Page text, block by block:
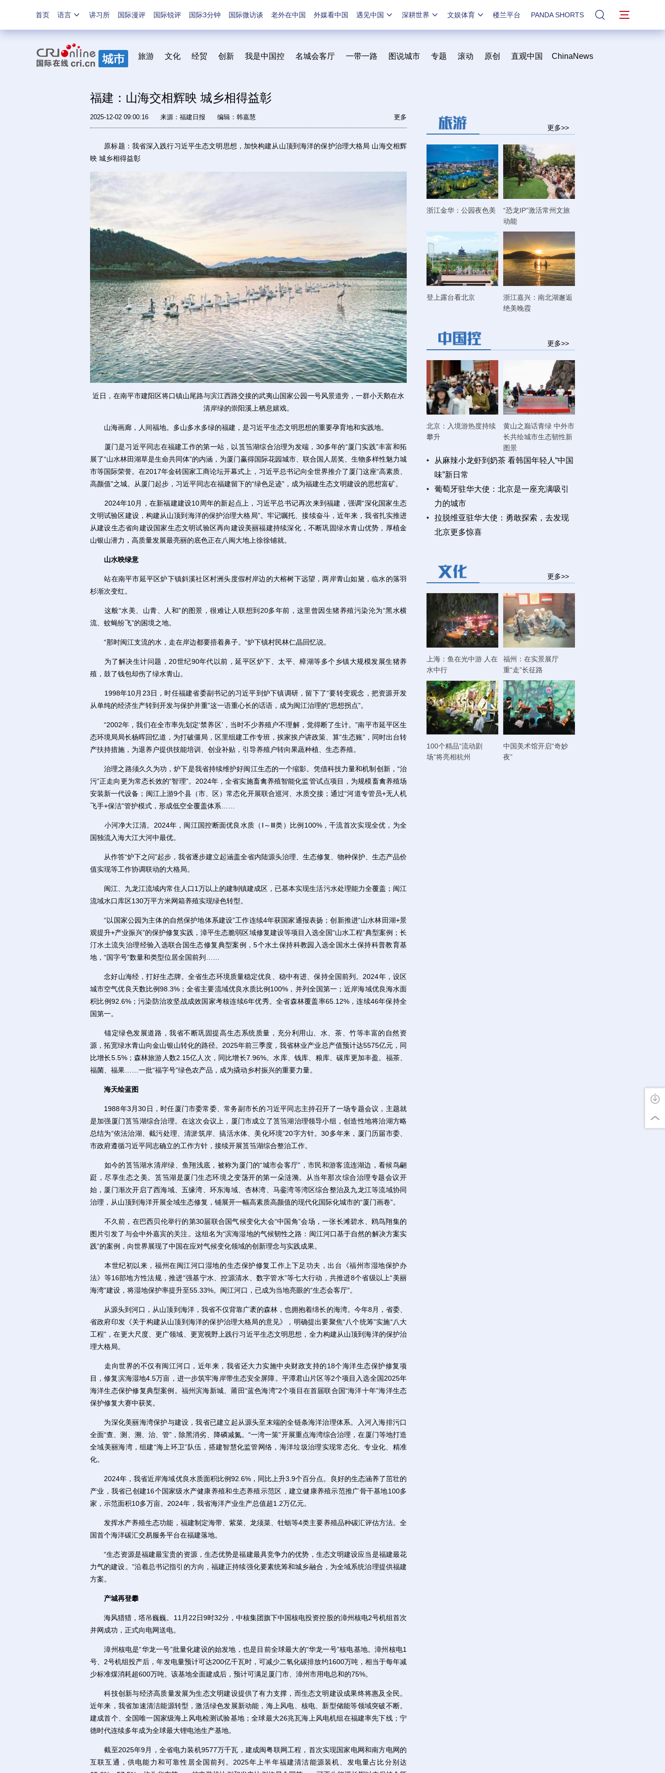
首页 语言 讲习所 国际漫评 国际锐评 国际3分钟 国际微访谈 老外在中国 外媒看中国 遇见中国 深耕世界 文娱体育 楼兰平台 PANDA SHORTS 站内搜索
旅游 文化 经贸 创新 我是中国控 名城会客厅 一带一路 图说城市 专题 滚动 原创 直观中国 ChinaNews
福建：山海交相辉映 城乡相得益彰
2025-12-02 09:00:16 来源： 福建日报 编辑：韩嘉慧 更多
原标题：我省深入践行习近平生态文明思想，加快构建从山顶到海洋的保护治理大格局 山海交相辉
映 城乡相得益彰
近日，在南平市建阳区将口镇山尾路与滨江西路交接的武夷山国家公园一号风景道旁，一群小天鹅在水
清岸绿的崇阳溪上栖息嬉戏。
山海画廊，人间福地。多山多水多绿的福建，是习近平生态文明思想的重要孕育地和实践地。
厦门是习近平同志在福建工作的第一站，以筼筜湖综合治理为发端，30多年的“厦门实践”丰富和拓
展了“山水林田湖草是生命共同体”的内涵，为厦门赢得国际花园城市、联合国人居奖、生物多样性魅力城
市等国际荣誉。在2017年金砖国家工商论坛开幕式上，习近平总书记向全世界推介了厦门这座“高素质、
高颜值”之城。从厦门起步，习近平同志在福建留下的“绿色足迹”，成为福建生态文明建设的思想富矿。
2024年10月，在新福建建设10周年的新起点上，习近平总书记再次来到福建，强调“深化国家生态
文明试验区建设，构建从山顶到海洋的保护治理大格局”。牢记嘱托、接续奋斗，近年来，我省扎实推进
从建设生态省向建设国家生态文明试验区再向建设美丽福建持续深化，不断巩固绿水青山优势，厚植金
山银山潜力，高质量发展最亮丽的底色正在八闽大地上徐徐铺就。
山水映绿意
站在南平市延平区炉下镇斜溪社区村洲头度假村岸边的大榕树下远望，两岸青山如黛，临水的落羽
杉渐次变红。
这般“水美、山青、人和”的图景，很难让人联想到20多年前，这里曾因生猪养殖污染沦为“黑水横
流、蚊蝇纷飞”的困境之地。
“那时闽江支流的水，走在岸边都要捂着鼻子。”炉下镇村民林仁晶回忆说。
为了解决生计问题，20世纪90年代以前，延平区炉下、太平、樟湖等多个乡镇大规模发展生猪养
殖，鼓了钱包却伤了绿水青山。
1998年10月23日，时任福建省委副书记的习近平到炉下镇调研，留下了“要转变观念，把资源开发
从单纯的经济生产转到开发与保护并重”这一语重心长的话语，成为闽江治理的“思想拐点”。
“2002年，我们在全市率先划定‘禁养区’，当时不少养殖户不理解，觉得断了生计。”南平市延平区生
态环境局局长杨晖回忆道，为打破僵局，区里组建工作专班，挨家挨户讲政策、算“生态账”，同时出台转
产扶持措施，为退养户提供技能培训、创业补贴，引导养殖户转向果蔬种植、生态养殖。
治理之路须久久为功，炉下是我省持续维护好闽江生态的一个缩影。凭借科技力量和机制创新，“治
污”正走向更为常态长效的“智理”。2024年，全省实施畜禽养殖智能化监管试点项目，为规模畜禽养殖场
安装新一代设备；闽江上游9个县（市、区）常态化开展联合巡河、水质交接；通过“河道专管员+无人机
飞手+保洁”管护模式，形成低空全覆盖体系……
小河净大江清。2024年，闽江国控断面优良水质（Ⅰ～Ⅲ类）比例100%，干流首次实现全优，为全
国独流入海大江大河中最优。
从作答“炉下之问”起步，我省逐步建立起涵盖全省内陆源头治理、生态修复、物种保护、生态产品价
值实现等工作协调联动的大格局。
闽江、九龙江流域内常住人口1万以上的建制镇建成区，已基本实现生活污水处理能力全覆盖；闽江
流域水口库区130万平方米网箱养殖实现绿色转型。
“以国家公园为主体的自然保护地体系建设”工作连续4年获国家通报表扬；创新推进“山水林田湖+景
观提升+产业振兴”的保护修复实践，漳平生态脆弱区域修复建设等项目入选全国“山水工程”典型案例；长
汀水土流失治理经验入选联合国生态修复典型案例，5个水土保持科教园入选全国水土保持科普教育基
地，“国字号”数量和类型位居全国前列……
念好山海经，打好生态牌。全省生态环境质量稳定优良、稳中有进、保持全国前列。2024年，设区
城市空气优良天数比例98.3%；全省主要流域优良水质比例100%，并列全国第一；近岸海域优良海水面
积比例92.6%；污染防治攻坚战成效国家考核连续6年优秀。全省森林覆盖率65.12%，连续46年保持全
国第一。
锚定绿色发展道路，我省不断巩固提高生态系统质量，充分利用山、水、茶、竹等丰富的自然资
源，拓宽绿水青山向金山银山转化的路径。2025年前三季度，我省林业产业总产值预计达5575亿元，同
比增长5.5%；森林旅游人数2.15亿人次，同比增长7.96%。水库、钱库、粮库、碳库更加丰盈。福茶、
福菌、福果……一批“福字号”绿色农产品，成为撬动乡村振兴的重要力量。
海天绘蓝图
1988年3月30日，时任厦门市委常委、常务副市长的习近平同志主持召开了一场专题会议，主题就
是加强厦门筼筜湖综合治理。在这次会议上，厦门市成立了筼筜湖治理领导小组，创造性地将治湖方略
总结为“依法治湖、截污处理、清淤筑岸、搞活水体、美化环境”20字方针。30多年来，厦门历届市委、
市政府遵循习近平同志确立的工作方针，接续开展筼筜湖综合整治工作。
如今的筼筜湖水清岸绿、鱼翔浅底，被称为厦门的“城市会客厅”，市民和游客流连湖边，看候鸟翩
跹，尽享生态之美。筼筜湖是厦门生态环境之变荡开的第一朵涟漪。从当年那次综合治理专题会议开
始，厦门渐次开启了西海域、五缘湾、环东海域、杏林湾、马銮湾等湾区综合整治及九龙江等流域协同
治理，从山顶到海洋开展全域生态修复，铺展开一幅高素质高颜值的现代化国际化城市的“厦门画卷”。
不久前，在巴西贝伦举行的第30届联合国气候变化大会“中国角”会场，一张长滩碧水、鸥鸟翔集的
图片引发了与会中外嘉宾的关注。这组名为“滨海湿地的气候韧性之路：闽江河口基于自然的解决方案实
践”的案例，向世界展现了中国在应对气候变化领域的创新理念与实践成果。
本世纪初以来，福州在闽江河口湿地的生态保护修复工作上下足功夫，出台《福州市湿地保护办
法》等16部地方性法规，推进“强基宁水、控源清水、数字管水”等七大行动，共推进8个省级以上“美丽
海湾”建设，将湿地保护率提升至55.33%。闽江河口，已成为当地亮眼的“生态会客厅”。
从源头到河口，从山顶到海洋，我省不仅背靠广袤的森林，也拥抱着绵长的海湾。今年8月，省委、
省政府印发《关于构建从山顶到海洋的保护治理大格局的意见》，明确提出要聚焦“八个统筹”实施“八大
工程”，在更大尺度、更广领域、更宽视野上践行习近平生态文明思想，全力构建从山顶到海洋的保护治
理大格局。
走向世界的不仅有闽江河口，近年来，我省还大力实施中央财政支持的18个海洋生态保护修复项
目，修复滨海湿地4.5万亩，进一步筑牢海岸带生态安全屏障。平潭君山片区等2个项目入选全国2025年
海洋生态保护修复典型案例。福州滨海新城、莆田“蓝色海湾”2个项目在首届联合国“海洋十年”海洋生态
保护修复大赛中获奖。
为深化美丽海湾保护与建设，我省已建立起从源头至末端的全链条海洋治理体系。入河入海排污口
全面“查、测、溯、治、管”，除黑消劣、降磷减氮。“一湾一策”开展重点海湾综合治理，在厦门等地打造
全域美丽海湾，组建“海上环卫”队伍，搭建智慧化监管网络，海洋垃圾治理实现常态化、专业化、精准
化。
2024年，我省近岸海域优良水质面积比例92.6%，同比上升3.9个百分点。良好的生态涵养了茁壮的
产业，我省已创建16个国家级水产健康养殖和生态养殖示范区，建立健康养殖示范推广骨干基地100多
家，示范面积10多万亩。2024年，我省海洋产业生产总值超1.2万亿元。
发挥水产养殖生态功能，福建制定海带、紫菜、龙须菜、牡蛎等4类主要养殖品种碳汇评估方法。全
国首个海洋碳汇交易服务平台在福建落地。
“生态资源是福建最宝贵的资源，生态优势是福建最具竞争力的优势，生态文明建设应当是福建最花
力气的建设。”沿着总书记指引的方向，福建正持续强化要素统筹和城乡融合，为全域系统治理提供福建
方案。
产城再登攀
海风猎猎，塔吊巍巍。11月22日9时32分，中核集团旗下中国核电投资控股的漳州核电2号机组首次
并网成功，正式向电网送电。
漳州核电是“华龙一号”批量化建设的始发地，也是目前全球最大的“华龙一号”核电基地。漳州核电1
号、2号机组投产后，年发电量预计可达200亿千瓦时，可减少二氧化碳排放约1600万吨，相当于每年减
少标准煤消耗超600万吨。该基地全面建成后，预计可满足厦门市、漳州市用电总和的75%。
科技创新与经济高质量发展为生态文明建设提供了有力支撑，而生态文明建设成果终将惠及全民。
近年来，我省加速清洁能源转型，激活绿色发展新动能，海上风电、核电、新型储能等领域突破不断。
建成首个、全国唯一国家级海上风电检测试验基地；全球最大26兆瓦海上风电机组在福建率先下线；宁
德时代连续多年成为全球最大锂电池生产基地。
截至2025年9月，全省电力装机9577万千瓦，建成闽粤联网工程，首次实现国家电网和南方电网的
互联互通，供电能力和可靠性居全国前列。2025年上半年福建清洁能源装机、发电量占比分别达
更多>>
浙江金华：公园夜色美
“恐龙IP”激活常州文旅
动能
登上露台看北京
浙江嘉兴：南北湖邂逅
绝美晚霞
更多>>
北京：入境游热度持续
攀升
黄山之巅话青绿 中外市
长共绘城市生态韧性新
图景
从麻辣小龙虾到奶茶 看韩国年轻人“中国
味”新日常
葡萄牙驻华大使：北京是一座充满吸引
力的城市
拉脱维亚驻华大使：勇敢探索，去发现
北京更多惊喜
更多>>
上海：鱼在光中游 人在
水中行
福州：在实景展厅
重“走”长征路
100个精品“流动剧
场”将亮相杭州
中国美术馆开启“奇妙
夜”